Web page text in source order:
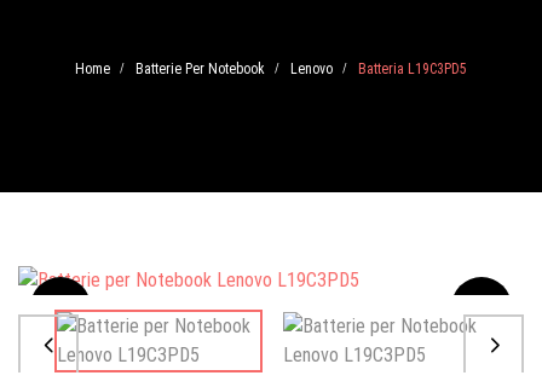
Home / Batterie Per Notebook / Lenovo / Batteria L19C3PD5
Sale